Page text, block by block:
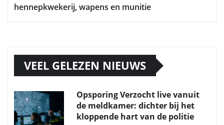
hennepkwekerij, wapens en munitie
VEEL GELEZEN NIEUWS
Opsporing Verzocht live vanuit
de meldkamer: dichter bij het
kloppende hart van de politie